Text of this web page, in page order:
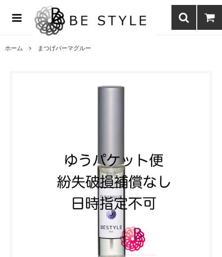
まつげエクステ商材の通販・まつげパーマ・ボディジュエリーなどまつ
げ商材・美容商材の通販｜BE STYLE beauty shop
ホーム まつげパーマグルー